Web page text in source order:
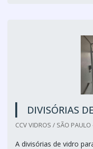
DIVISÓRIAS
CCV VIDROS / SÃO PAULO
A divisórias de vidro